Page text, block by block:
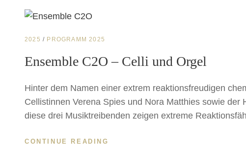
CAT
2025 / PROGRAMM 2025
Ensemble C2O – Celli und Orgel
Hinter dem Namen einer extrem reaktionsfreudigen
Cellistinnen Verena Spies und Nora Matthies sowie
diese drei Musiktreibenden zeigen extreme
CONTINUE READING